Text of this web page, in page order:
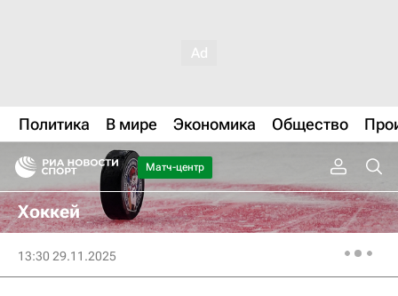
Политика В мире Экономика Общество
Матч-центр
Хоккей
13:30 29.11.2025